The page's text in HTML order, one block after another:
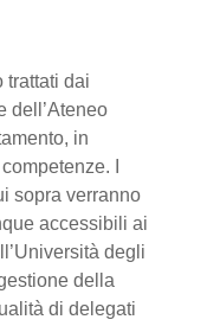
trattati dai
dell’Ateneo
in
I
sopra verranno
accessibili ai
degli
della
di delegati